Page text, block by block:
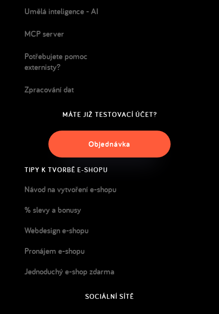
Umělá inteligence - AI
MCP server
Potřebujete pomoc
externisty?
Zpracování dat
MÁTE JIŽ TESTOVACÍ ÚČET?
Objednávka
TIPY K TVORBĚ E-SHOPU
Návod na vytvoření e-shopu
% slevy a bonusy
Webdesign e-shopu
Pronájem e-shopu
Jednoduchý e-shop zdarma
SOCIÁLNÍ SÍTĚ